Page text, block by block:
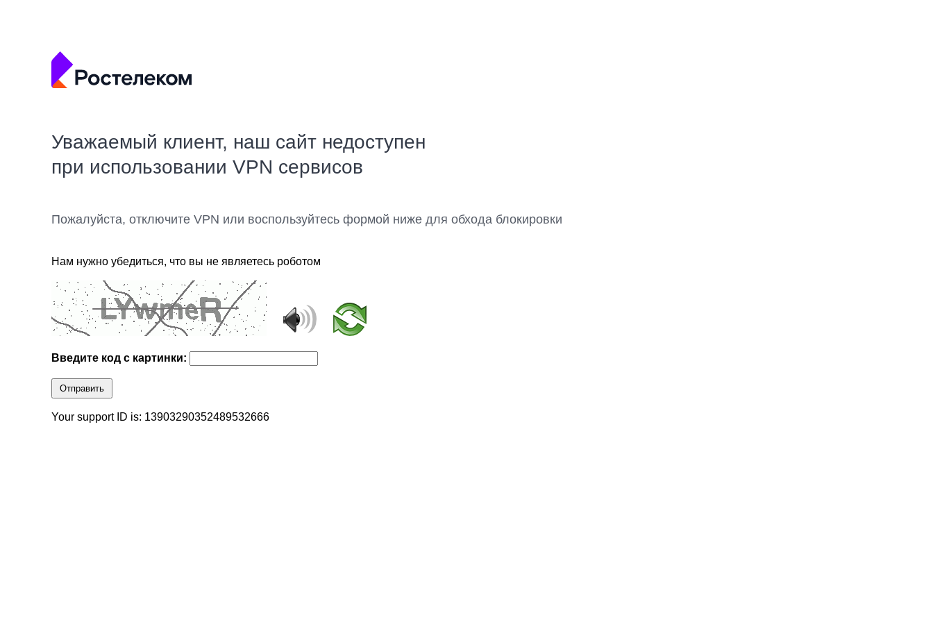
Уважаемый клиент, наш сайт недоступен
при использовании VPN сервисов
Пожалуйста, отключите VPN или воспользуйтесь формой ниже для обхода блокировки
Нам нужно убедиться, что вы не являетесь роботом
Введите код с картинки:
Отправить
Your support ID is: 13903290352489532666